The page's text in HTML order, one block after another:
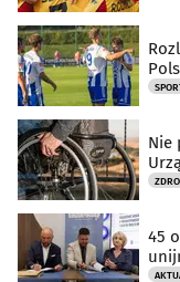
Nie
45